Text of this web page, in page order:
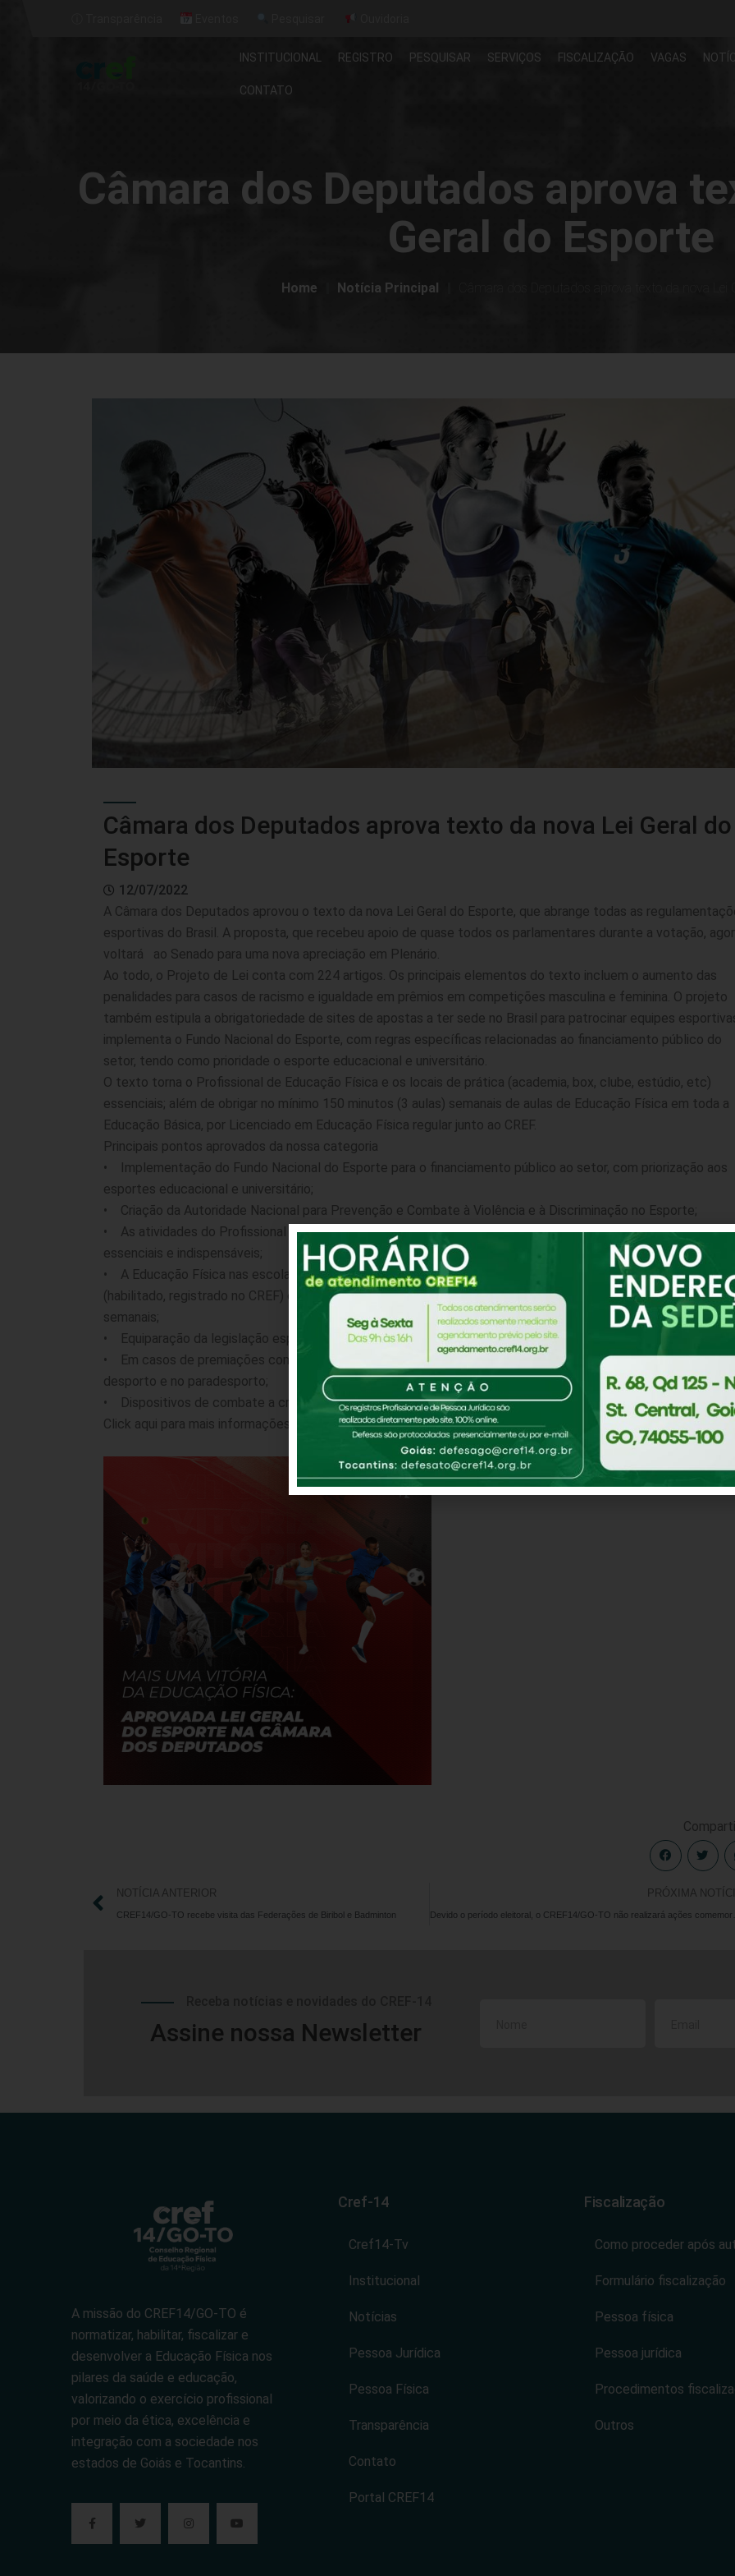
INSTITUCIONAL REGISTRO PESQUISAR SERVIÇOS FISCALIZAÇÃO VAGAS
CONTATO
Câmara dos Deputados aprova
Geral do Esporte
Home Notícia Principal
Câmara dos Deputados aprova texto da nova Lei Geral do
Esporte
12/07/2022
A Câmara dos Deputados aprovou o texto da nova Lei Geral do Esporte, que abrange todas as
esportivas do Brasil. A proposta, que recebeu apoio de quase todos os parlamentares durante a votação,
voltará ao Senado para uma nova apreciação em Plenário.
Ao todo, o Projeto de Lei conta com 224 artigos. Os principais elementos do texto incluem o aumento das
penalidades para casos de racismo e igualdade em prêmios em competições masculina e feminina. O projeto
também estipula a obrigatoriedade de sites de apostas a ter sede no Brasil para patrocinar equipes
implementa o Fundo Nacional do Esporte, com regras específicas relacionadas ao financiamento público do
setor, tendo como prioridade o esporte educacional e universitário.
O texto torna o Profissional de Educação Física e os locais de prática (academia, box, clube, estúdio, etc)
essenciais; além de obrigar no mínimo 150 minutos (3 aulas) semanais de aulas de Educação Física em toda a
Educação Básica, por Licenciado em Educação Física regular junto ao CREF.
Principais pontos aprovados da nossa categoria
• Implementação do Fundo Nacional do Esporte para o financiamento público ao setor, com priorização aos
esportes educacional e universitário;
• Criação da Autoridade Nacional para Prevenção e Combate à Violência e à Discriminação no Esporte;
• As atividades do Profissional de Educação Física, bem como os locais de prática, passam a ser serviços
essenciais e indispensáveis;
• A Educação Física nas escolas (em todos os níveis) passa a ser ministrada, exclusivamente, por professor
(habilitado, registrado no CREF) com licenciatura na área, e a carga horária mínima é de 150 minutos (3 aulas)
semanais;
• Equiparação da legislação esportiva, e seus efeitos, com a da cultura;
• Em casos de premiações com financiamento público, que os prêmios sejam iguais para homens e mulheres
desporto e no paradesporto;
• Dispositivos de combate a crimes no esporte, e penas em dobro caso tenham sido motivados por racismo;
Click aqui para mais informações
NOTÍCIA ANTERIOR
CREF14/GO-TO recebe visita das Federações de Biribol e Badminton
PRÓXIMA
Assine nossa Newsletter
A missão do CREF14/GO-TO é
normatizar, habilitar, fiscalizar e
desenvolver a Educação Física nos
pilares da saúde e educação,
valorizando o exercício profissional
por meio da ética, excelência e
integração com a sociedade nos
estados de Goiás e Tocantins.
Cref-14
Cref14-Tv
Institucional
Notícias
Pessoa Jurídica
Pessoa Física
Transparência
Contato
Portal CREF14
Fiscalização
Como proceder após
Formulário fiscalização
Pessoa física
Pessoa jurídica
Procedimentos
Outros